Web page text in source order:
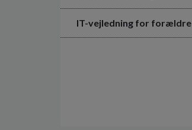
IT-vejledning for forældre